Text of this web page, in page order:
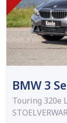
BMW 3
Touring 320e